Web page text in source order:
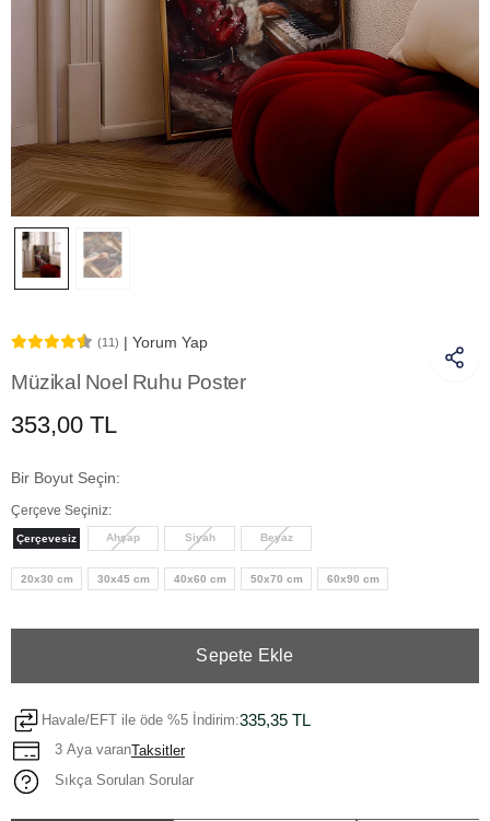
(11) | Yorum Yap
Müzikal Noel Ruhu Poster
353,00 TL
Bir Boyut Seçin:
Çerçeve Seçiniz:
Çerçevesiz Ahşap Siyah Beyaz
20x30 cm 30x45 cm 40x60 cm 50x70 cm 60x90 cm
Sepete Ekle
Havale/EFT ile öde %5 İndirim:335,35 TL
3 Aya varanTaksitler
Sıkça Sorulan Sorular